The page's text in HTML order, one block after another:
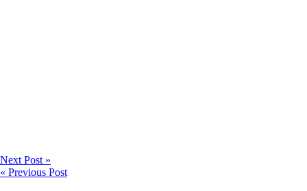
Next Post »
« Previous Post